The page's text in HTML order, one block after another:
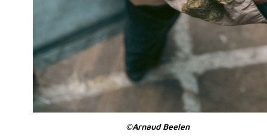
©Arnaud Beelen